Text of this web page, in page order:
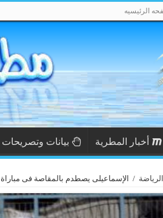
الرئيسيه
أخبار المطرية بيانات وتصريحات
/ الإسماعيلى يصطدم بالمقاصة فى مباراة